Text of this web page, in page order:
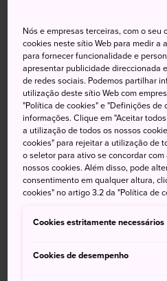
nos negócios, Fushimi Inari
santuários Inari no Japão. O
interminável de portais torii
ladeiam o caminho até o
impressionante e uma das
Japão.
Nós e empresas terceiras, com o
cookies neste sítio Web para medir a
para fornecer funcionalidade e
apresentar publicidade direccionada
de redes sociais. Podemos partilhar
utilização deste sítio Web com
"Política de cookies" e "Definições de
informações. Clique em "Aceitar
a utilização de todos os nossos
cookies" para rejeitar a utilização de
o seletor para ativo se concordar
nossos cookies. Além disso, pode
consentimento em qualquer altura,
cookies" no artigo 3.2 da "Política de
Cookies estritamente necessários
Cookies de desempenho